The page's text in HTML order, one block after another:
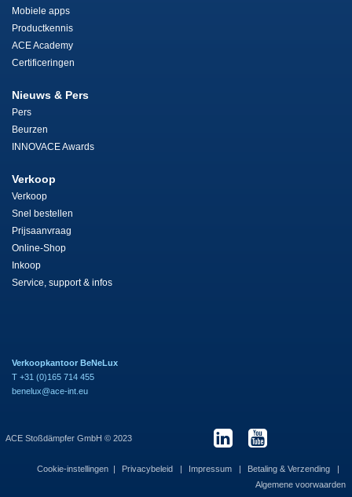
Mobiele apps
Productkennis
ACE Academy
Certificeringen
Nieuws & Pers
Pers
Beurzen
INNOVACE Awards
Verkoop
Verkoop
Snel bestellen
Prijsaanvraag
Online-Shop
Inkoop
Service, support & infos
Verkoopkantoor BeNeLux
T +31 (0)165 714 455
benelux@ace-int.eu
ACE Stoßdämpfer GmbH © 2023
Cookie-instellingen Privacybeleid Impressum
Betaling & Verzending
Algemene voorwaarden